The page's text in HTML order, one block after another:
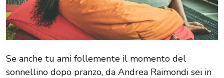
Se anche tu ami follemente il momento del
sonnellino dopo pranzo, da Andrea Raimondi sei in